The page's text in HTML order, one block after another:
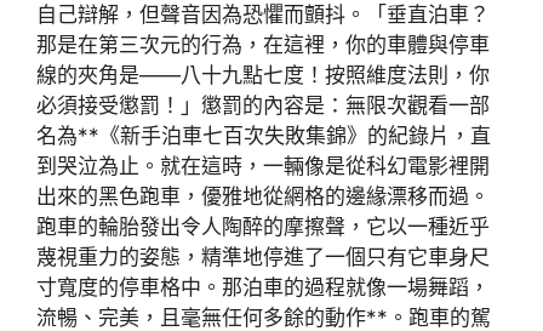
自己辯解，但聲音因為恐懼而顫抖。「垂直泊車？
那是在第三次元的行為，在這裡，你的車體與停車
線的夾角是——八十九點七度！按照維度法則，你
必須接受懲罰！」懲罰的內容是：無限次觀看一部
名為**《新手泊車七百次失敗集錦》的紀錄片，直
到哭泣為止。就在這時，一輛像是從科幻電影裡開
出來的黑色跑車，優雅地從網格的邊緣漂移而過。
跑車的輪胎發出令人陶醉的摩擦聲，它以一種近乎
蔑視重力的姿態，精準地停進了一個只有它車身尺
寸寬度的停車格中。那泊車的過程就像一場舞蹈，
流暢、完美，且毫無任何多餘的動作**。跑車的駕